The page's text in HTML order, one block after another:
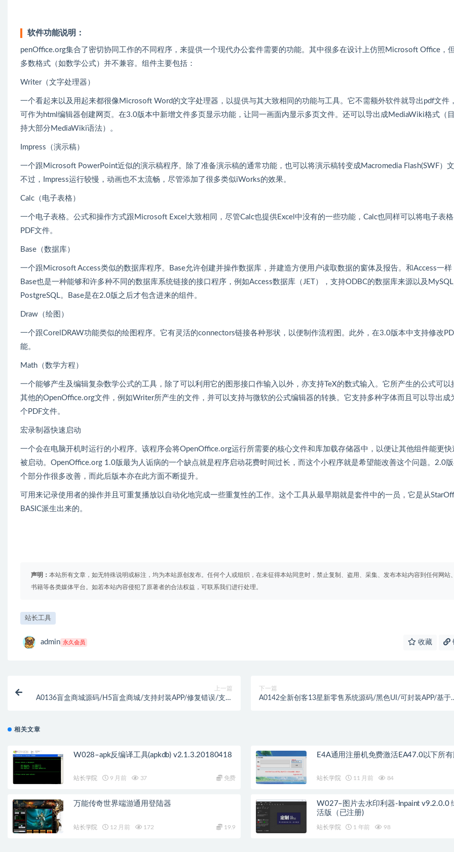
软件功能说明：
penOffice.org集合了密切协同工作的不同程序，来提供一个现代办公套件需要的功能。其中很多在设计上仿照Microsoft Office，
多数格式（如数学公式）并不兼容。组件主要包括：
Writer（文字处理器）
一个看起来以及用起来都很像Microsoft Word的文字处理器，以提供与其大致相同的功能与工具。它不需额外软件就导出pdf文件
可作为html编辑器创建网页。在3.0版本中新增文件多页显示功能，让同一画面内显示多页文件。还可以导出成MediaWiki格式（
持大部分MediaWiki语法）。
Impress（演示稿）
一个跟Microsoft PowerPoint近似的演示稿程序。除了准备演示稿的通常功能，也可以将演示稿转变成Macromedia Flash(SWF）文
不过，Impress运行较慢，动画也不太流畅，尽管添加了很多类似iWorks的效果。
Calc（电子表格）
一个电子表格。公式和操作方式跟Microsoft Excel大致相同，尽管Calc也提供Excel中没有的一些功能，Calc也同样可以将电子表格
PDF文件。
Base（数据库）
一个跟Microsoft Access类似的数据库程序。Base允许创建并操作数据库，并建造方便用户读取数据的窗体及报告。和Access一样
Base也是一种能够和许多种不同的数据库系统链接的接口程序，例如Access数据库（JET），支持ODBC的数据库来源以及MySQL
PostgreSQL。Base是在2.0版之后才包含进来的组件。
Draw（绘图）
一个跟CorelDRAW功能类似的绘图程序。它有灵活的connectors链接各种形状，以便制作流程图。此外，在3.0版本中支持修改
能。
Math（数学方程）
一个能够产生及编辑复杂数学公式的工具，除了可以利用它的图形接口作输入以外，亦支持TeX的数式输入。它所产生的公式可以
其他的OpenOffice.org文件，例如Writer所产生的文件，并可以支持与微软的公式编辑器的转换。它支持多种字体而且可以导出成
个PDF文件。
宏录制器快速启动
一个会在电脑开机时运行的小程序。该程序会将OpenOffice.org运行所需要的核心文件和库加载存储器中，以便让其他组件能更快
被启动。OpenOffice.org 1.0版最为人诟病的一个缺点就是程序启动花费时间过长，而这个小程序就是希望能改善这个问题。2.0
个部分作很多改善，而此后版本亦在此方面不断提升。
可用来记录使用者的操作并且可重复播放以自动化地完成一些重复性的工作。这个工具从最早期就是套件中的一员，它是从
BASIC派生出来的。
声明： 本站所有文章，如无特殊说明或标注，均为本站原创发布。任何个人或组织，在未征得本站同意时，禁止复制、盗用、采集、发布本站内容到任何网站、
书籍等各类媒体平台。如若本站内容侵犯了原著者的合法权益，可联系我们进行处理。
站长工具
admin 永久会员 收藏
上一篇
A0136盲盒商城源码/H5盲盒商城/支持封装APP/修复错误/支持
下一篇
A0142全新创客13星新零售系统源码/黑色UI/可封装APP/基于
相关文章
W028–apk反编译工具(apkdb) v2.1.3.20180418
站长学院 9 月前 37 免费
E4A通用注册机免费激活EA47.0以下所
站长学院 11 月前 84
万能传奇世界端游通用登陆器
站长学院 12 月前 172 19.9
W027–图片去水印利器-Inpaint v9.2.0.0
活版（已注册)
站长学院 1 年前 98